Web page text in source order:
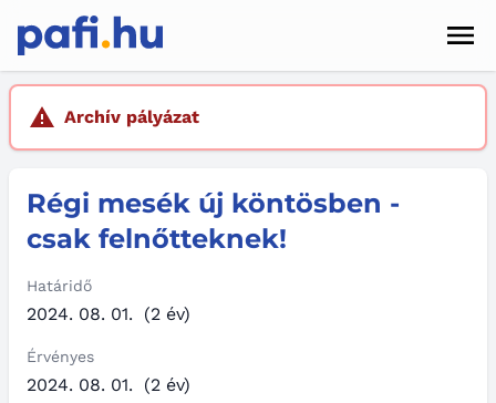
Hírek
Pályázatok
Szolgáltatások
Kapcsolat
Sötét mód
Archív pályázat
Régi mesék új köntösben -
csak felnőtteknek!
Határidő
2024. 08. 01. (2 év)
Érvényes
2024. 08. 01. (2 év)